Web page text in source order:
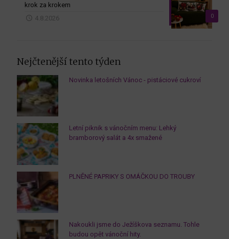
0
krok za krokem
4.8.2026
Nejčtenější tento týden
Novinka letošních Vánoc - pistáciové cukroví
Letní piknik s vánočním menu: Lehký
bramborový salát a 4x smažené
PLNĚNÉ PAPRIKY S OMÁČKOU DO TROUBY
Nakoukli jsme do Ježíškova seznamu. Tohle
budou opět vánoční hity.